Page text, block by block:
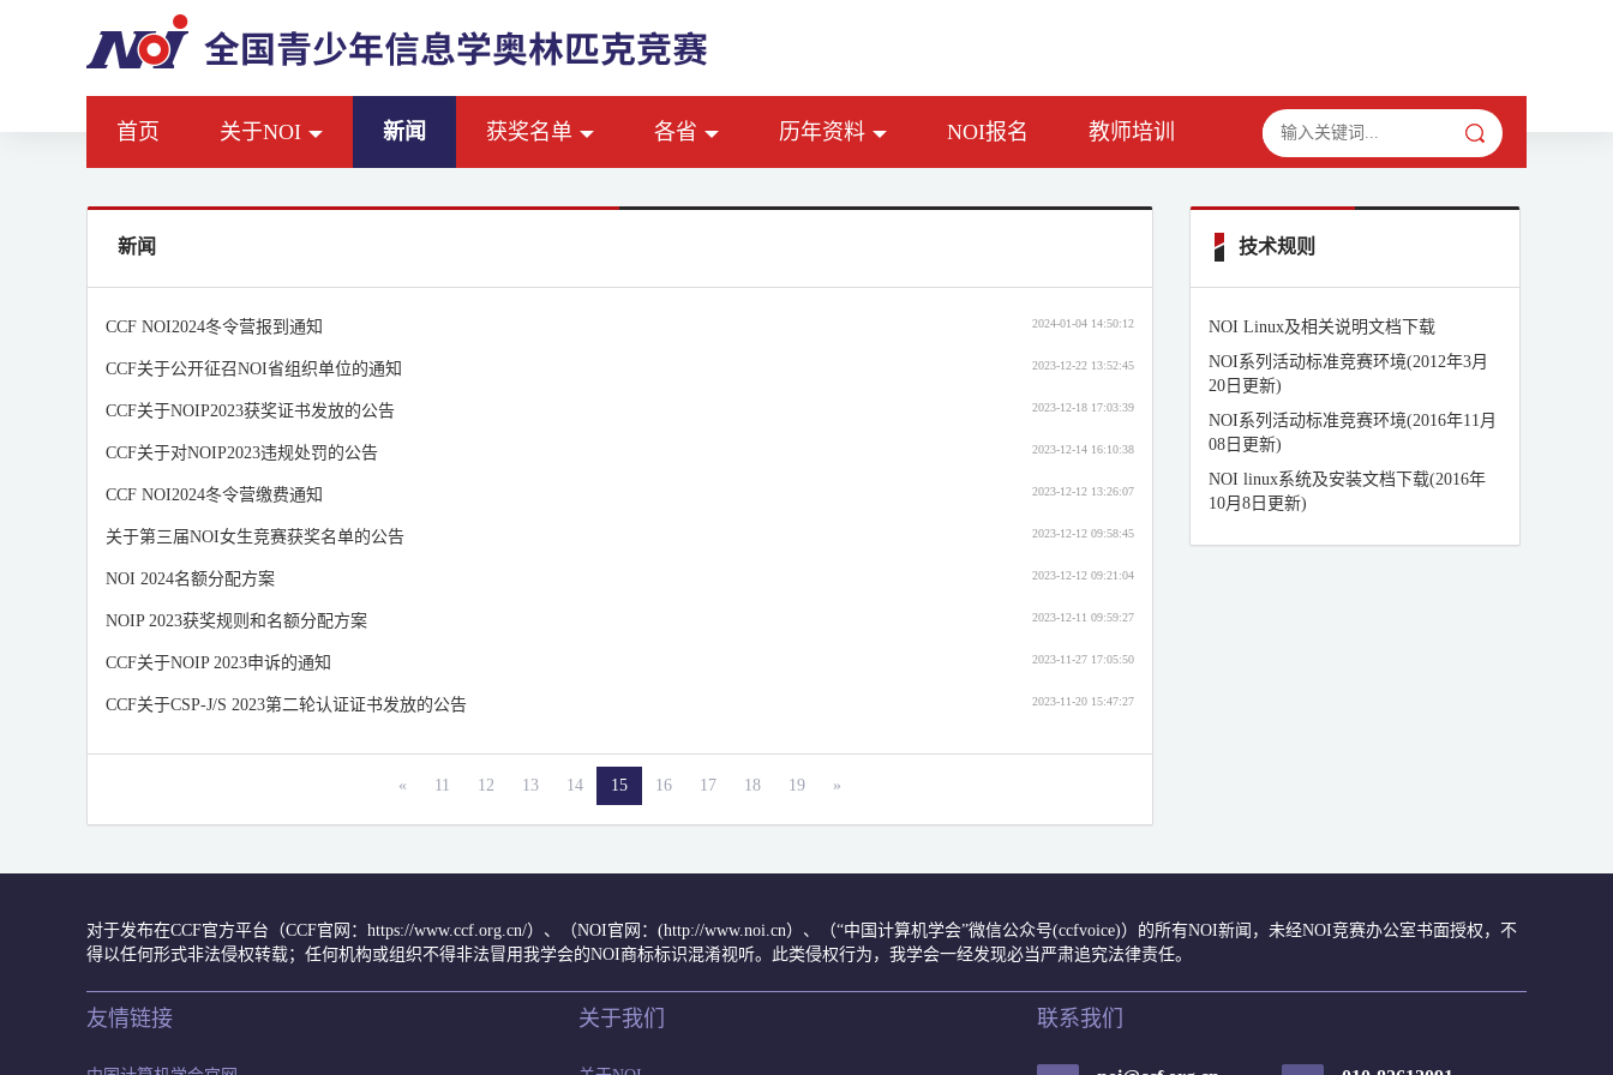
首页 关于NOI 新闻 获奖名单 各省 历年资料 NOI报名 教师培训
新闻
CCF NOI2024冬令营报到通知 2024-01-04 14:50:12
CCF关于公开征召NOI省组织单位的通知 2023-12-22 13:52:45
CCF关于NOIP2023获奖证书发放的公告 2023-12-18 17:03:39
CCF关于对NOIP2023违规处罚的公告 2023-12-14 16:10:38
CCF NOI2024冬令营缴费通知 2023-12-12 13:26:07
关于第三届NOI女生竞赛获奖名单的公告 2023-12-12 09:58:45
NOI 2024名额分配方案 2023-12-12 09:21:04
NOIP 2023获奖规则和名额分配方案 2023-12-11 09:59:27
CCF关于NOIP 2023申诉的通知 2023-11-27 17:05:50
CCF关于CSP-J/S 2023第二轮认证证书发放的公告 2023-11-20 15:47:27
« 11 12 13 14 15 16 17 18 19 »
技术规则
NOI Linux及相关说明文档下载
NOI系列活动标准竞赛环境(2012年3月
20日更新)
NOI系列活动标准竞赛环境(2016年11月
08日更新)
NOI linux系统及安装文档下载(2016年
10月8日更新)
对于发布在CCF官方平台（CCF官网：https://www.ccf.org.cn/）、（NOI官网：(http://www.noi.cn）、（“中国计算机学会”微信公众号(ccfvoice)）的所有NOI新闻，未经NOI竞赛办公室书面授权，不
得以任何形式非法侵权转载；任何机构或组织不得非法冒用我学会的NOI商标标识混淆视听。此类侵权行为，我学会一经发现必当严肃追究法律责任。
友情链接 关于我们 联系我们